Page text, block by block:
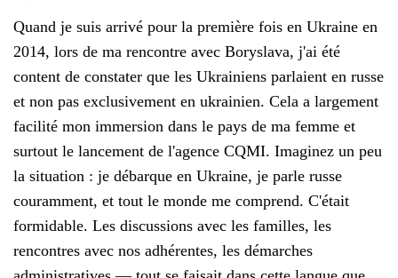
Quand je suis arrivé pour la première fois en Ukraine en
2014, lors de ma rencontre avec Boryslava, j'ai été
content de constater que les Ukrainiens parlaient en russe
et non pas exclusivement en ukrainien. Cela a largement
facilité mon immersion dans le pays de ma femme et
surtout le lancement de l'agence CQMI. Imaginez un peu
la situation : je débarque en Ukraine, je parle russe
couramment, et tout le monde me comprend. C'était
formidable. Les discussions avec les familles, les
rencontres avec nos adhérentes, les démarches